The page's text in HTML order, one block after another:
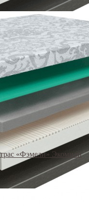
«Фэмели» Экомили